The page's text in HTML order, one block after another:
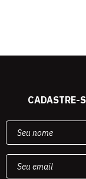
CADASTRE-